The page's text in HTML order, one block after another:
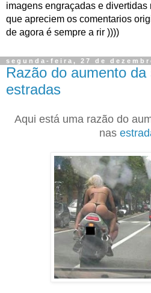
imagens engraçadas e
que apreciem os comentarios
de agora é sempre a rir ))))
segunda-feira, 27 de
Razão do aumento
estradas
Aqui está uma razão do
nas